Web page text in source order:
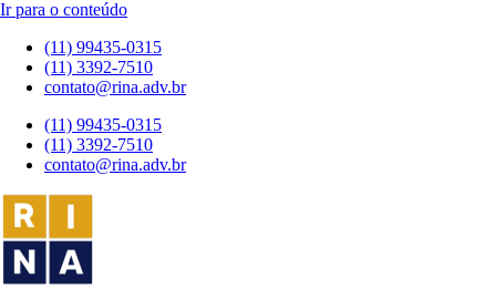
Ir para o conteúdo
(11) 99435-0315
(11) 3392-7510
contato@rina.adv.br
(11) 99435-0315
(11) 3392-7510
contato@rina.adv.br